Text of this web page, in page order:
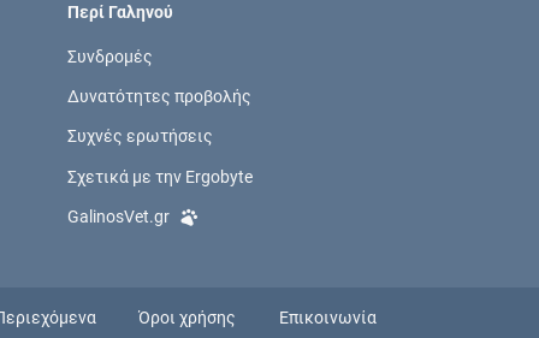
Περί Γαληνού
Συνδρομές
Δυνατότητες προβολής
Συχνές ερωτήσεις
Σχετικά με την Ergobyte
GalinosVet.gr
Όροι χρήσης Επικοινωνία